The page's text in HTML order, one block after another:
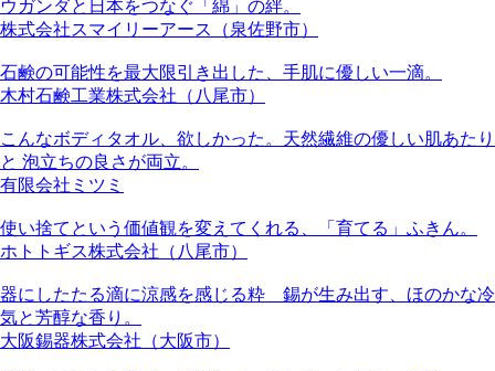
ウガンダと日本をつなぐ「綿」の絆。
株式会社スマイリーアース（泉佐野市）
石鹸の可能性を最大限引き出した、手肌に優しい一滴。
木村石鹸工業株式会社（八尾市）
こんなボディタオル、欲しかった。天然繊維の優しい肌あたり
と 泡立ちの良さが両立。
有限会社ミツミ
使い捨てという価値観を変えてくれる、「育てる」ふきん。
ホトトギス株式会社（八尾市）
器にしたたる滴に涼感を感じる粋 錫が生み出す、ほのかな冷
気と芳醇な香り。
大阪錫器株式会社（大阪市）